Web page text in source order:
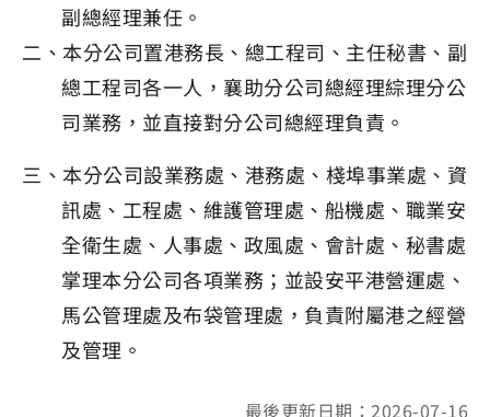
副總經理兼任。
二、本分公司置港務長、總工程司、主任秘書、副
總工程司各一人，襄助分公司總經理綜理分公
司業務，並直接對分公司總經理負責。
三、本分公司設業務處、港務處、棧埠事業處、資
訊處、工程處、維護管理處、船機處、職業安
全衛生處、人事處、政風處、會計處、秘書處
掌理本分公司各項業務；並設安平港營運處、
馬公管理處及布袋管理處，負責附屬港之經營
及管理。
最後更新日期：2026-07-16